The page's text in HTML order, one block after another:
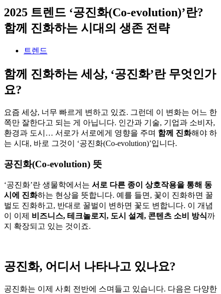
2025 트렌드 ‘공진화(Co-evolution)’란?
함께 진화하는 시대의 생존 전략
트렌드
함께 진화하는 세상, ‘공진화’란 무엇인가
요?
요즘 세상, 너무 빠르게 변하고 있죠. 그런데 이 변화는 어느 한
쪽만 잘한다고 되는 게 아닙니다. 인간과 기술, 기업과 소비자,
환경과 도시… 서로가 서로에게 영향을 주며 함께 진화해야 하
는 시대, 바로 그것이 ‘공진화(Co-evolution)’입니다.
공진화(Co-evolution) 뜻
‘공진화’란 생물학에서는 서로 다른 종이 상호작용을 통해 동
시에 진화하는 현상을 뜻합니다. 예를 들면, 꽃이 진화하면 꿀
벌도 진화하고, 반대로 꿀벌이 변하면 꽃도 변합니다. 이 개념
이 이제 비즈니스, 테크놀로지, 도시 설계, 콘텐츠 소비 방식까
지 확장되고 있는 것이죠.
공진화, 어디서 나타나고 있나요?
공진화는 이제 사회 전반에 스며들고 있습니다. 다음은 다양한